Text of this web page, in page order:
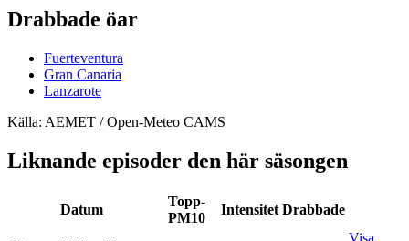
Drabbade öar
Fuerteventura
Gran Canaria
Lanzarote
Källa: AEMET / Open-Meteo CAMS
Liknande episoder den här säsongen
Datum
Topp-
PM10
Intensitet Drabbade